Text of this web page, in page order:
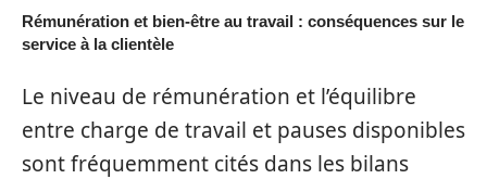
Rémunération et bien-être au travail : conséquences sur le
service à la clientèle
Le niveau de rémunération et l’équilibre
entre charge de travail et pauses disponibles
sont fréquemment cités dans les bilans